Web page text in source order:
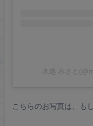
水越 みさと
こちらのお写真は、も